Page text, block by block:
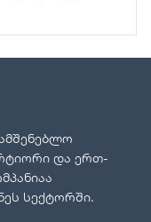
და ერთ-
სექტორში.